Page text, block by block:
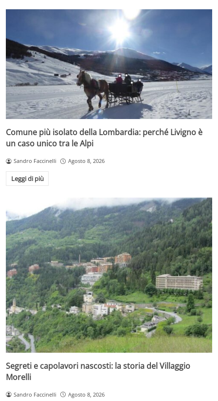
Comune più isolato della Lombardia: perché Livigno è
un caso unico tra le Alpi
Sandro Faccinelli Agosto 8, 2026
Leggi di più
Segreti e capolavori nascosti: la storia del Villaggio
Morelli
Sandro Faccinelli Agosto 8, 2026